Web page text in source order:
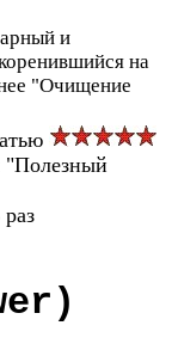
и
на
"Очищение
"Полезный